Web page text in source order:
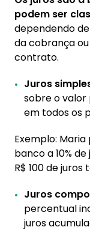
podem ser
dependendo
da cobrança
contrato.
Juros
sobre o valor
em todos os
Exemplo:
banco a 10%
R$ 100 de juros
Juros
percentual
juros